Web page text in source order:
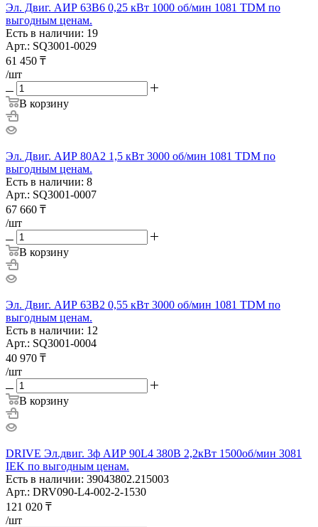
Эл. Двиг. АИР 63B6 0,25 кВт 1000 об/мин 1081 TDM по
выгодным ценам.
Есть в наличии: 19
Арт.: SQ3001-0029
61 450 ₸
/шт
В корзину
Эл. Двиг. АИР 80A2 1,5 кВт 3000 об/мин 1081 TDM по
выгодным ценам.
Есть в наличии: 8
Арт.: SQ3001-0007
67 660 ₸
/шт
В корзину
Эл. Двиг. АИР 63B2 0,55 кВт 3000 об/мин 1081 TDM по
выгодным ценам.
Есть в наличии: 12
Арт.: SQ3001-0004
40 970 ₸
/шт
В корзину
DRIVE Эл.двиг. 3ф АИР 90L4 380В 2,2кВт 1500об/мин 3081
IEK по выгодным ценам.
Есть в наличии: 39043802.215003
Арт.: DRV090-L4-002-2-1530
121 020 ₸
/шт